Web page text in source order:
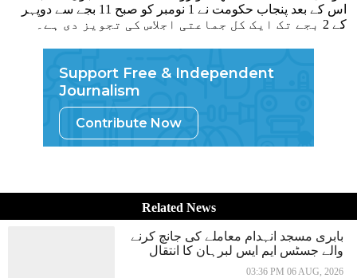
اس کے بعد پنجاب حکومت نے 1 نومبر کو صبح 11 بجے سے دوپہر
کے 2 بجے تک ایک کل جماعتی اجلاس کی تجویز دی ہے۔
Support Free & Independent
Journalism
Contribute Now
Related News
بابری مسجد انہدام معاملے کی جانچ کرنے
والے جسٹس ایم ایس لبرہان کا انتقال
03:36 PM 06 AUG, 2026